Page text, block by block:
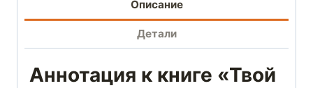
Описание
Детали
Аннотация к книге «Твой